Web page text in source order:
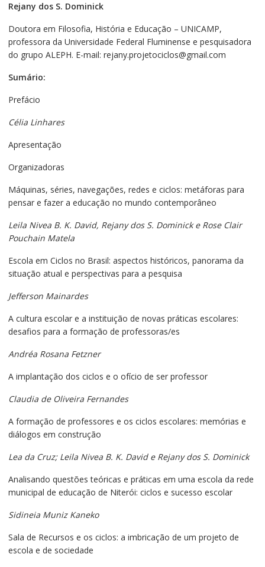
Rejany dos S. Dominick
Doutora em Filosofia, História e Educação – UNICAMP,
professora da Universidade Federal Fluminense e pesquisadora
do grupo ALEPH. E-mail: rejany.projetociclos@gmail.com
Sumário:
Prefácio
Célia Linhares
Apresentação
Organizadoras
Máquinas, séries, navegações, redes e ciclos: metáforas para
pensar e fazer a educação no mundo contemporâneo
Leila Nivea B. K. David, Rejany dos S. Dominick e Rose Clair
Pouchain Matela
Escola em Ciclos no Brasil: aspectos históricos, panorama da
situação atual e perspectivas para a pesquisa
Jefferson Mainardes
A cultura escolar e a instituição de novas práticas escolares:
desafios para a formação de professoras/es
Andréa Rosana Fetzner
A implantação dos ciclos e o ofício de ser professor
Claudia de Oliveira Fernandes
A formação de professores e os ciclos escolares: memórias e
diálogos em construção
Lea da Cruz; Leila Nivea B. K. David e Rejany dos S. Dominick
Analisando questões teóricas e práticas em uma escola da rede
municipal de educação de Niterói: ciclos e sucesso escolar
Sidineia Muniz Kaneko
Sala de Recursos e os ciclos: a imbricação de um projeto de
escola e de sociedade